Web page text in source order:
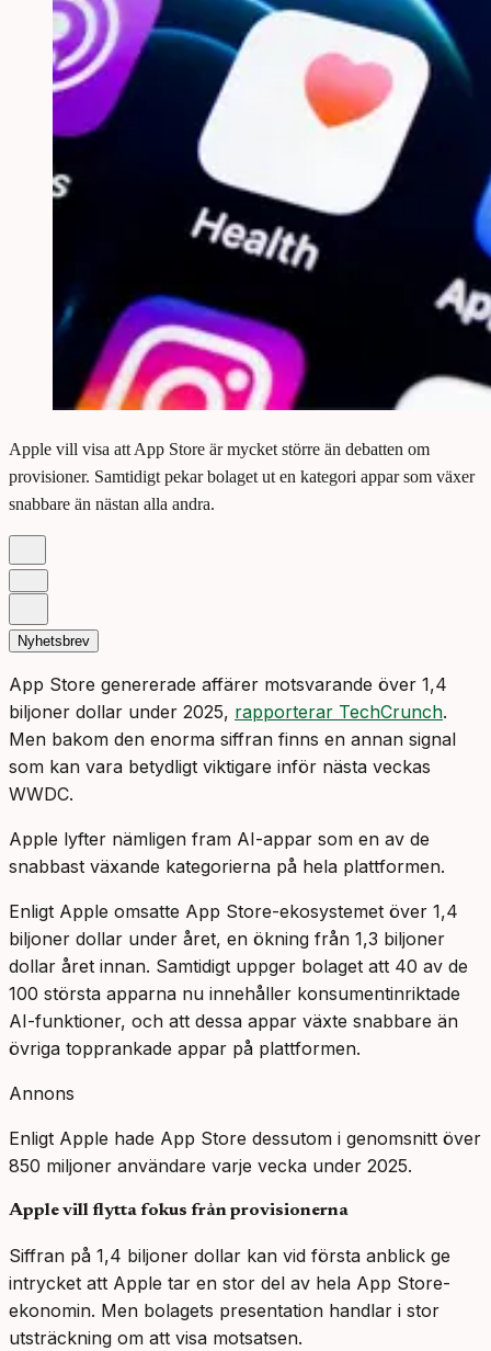
Apple vill visa att App Store är mycket större än debatten om
provisioner. Samtidigt pekar bolaget ut en kategori appar som växer
snabbare än nästan alla andra.
Nyhetsbrev
App Store genererade affärer motsvarande över 1,4
biljoner dollar under 2025, rapporterar TechCrunch.
Men bakom den enorma siffran finns en annan signal
som kan vara betydligt viktigare inför nästa veckas
WWDC.
Apple lyfter nämligen fram AI-appar som en av de
snabbast växande kategorierna på hela plattformen.
Enligt Apple omsatte App Store-ekosystemet över 1,4
biljoner dollar under året, en ökning från 1,3 biljoner
dollar året innan. Samtidigt uppger bolaget att 40 av de
100 största apparna nu innehåller konsumentinriktade
AI-funktioner, och att dessa appar växte snabbare än
övriga topprankade appar på plattformen.
Annons
Enligt Apple hade App Store dessutom i genomsnitt över
850 miljoner användare varje vecka under 2025.
Apple vill flytta fokus från provisionerna
Siffran på 1,4 biljoner dollar kan vid första anblick ge
intrycket att Apple tar en stor del av hela App Store-
ekonomin. Men bolagets presentation handlar i stor
utsträckning om att visa motsatsen.